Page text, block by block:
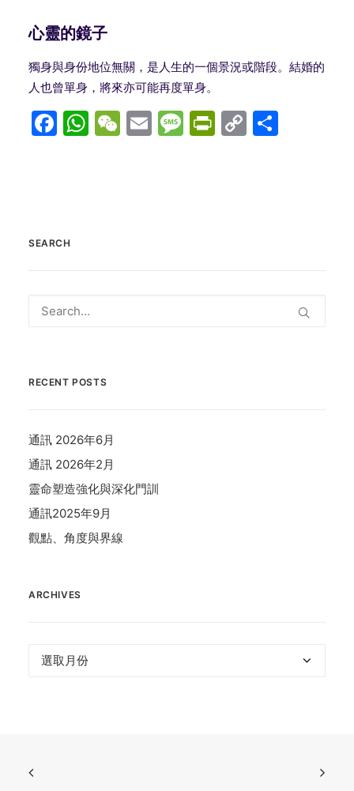
心靈的鏡子
獨身與身份地位無關，是人生的一個景況或階段。結婚的
人也曾單身，將來亦可能再度單身。
Facebook
WhatsApp
WeChat
EmailMessage
Copy
SEARCH
RECENT POSTS
通訊 2026年6月
通訊 2026年2月
靈命塑造強化與深化門訓
通訊2025年9月
觀點、角度與界線
ARCHIVES
Archives